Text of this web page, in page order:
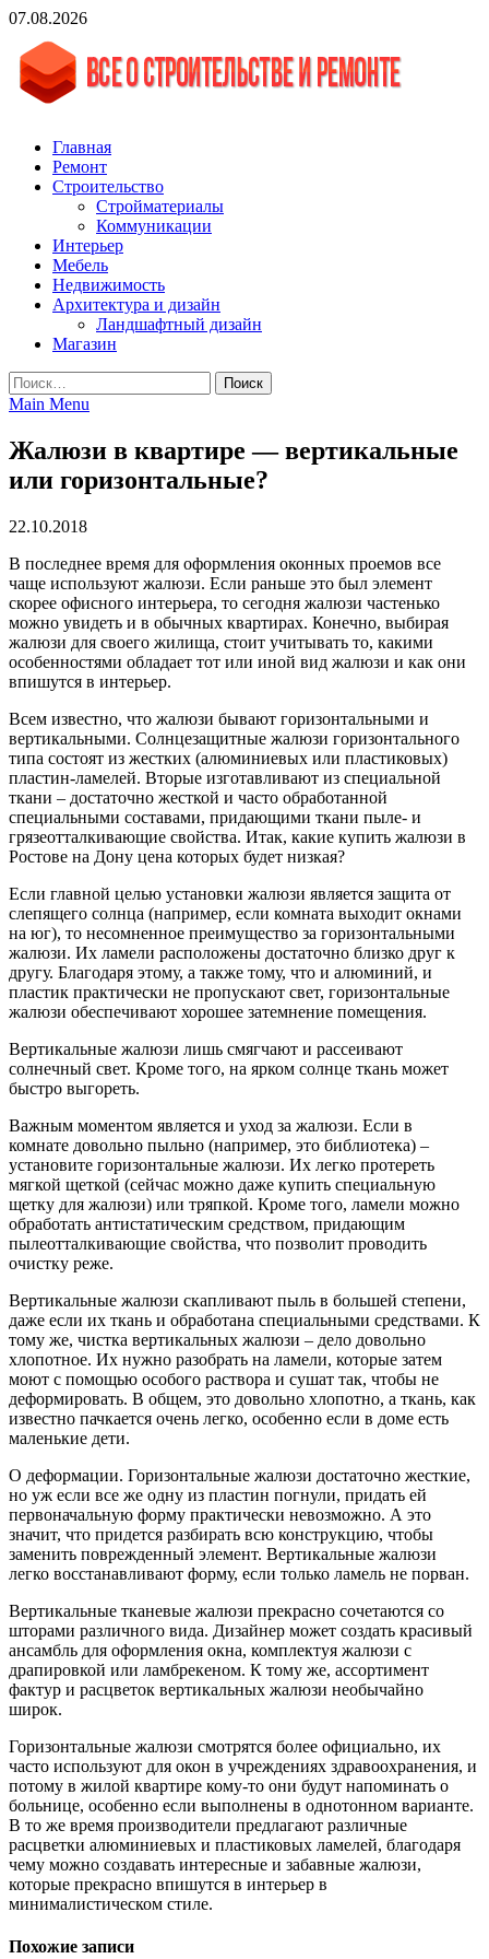
Skip
content
07.08.2026
vgasa.ru
Строительный журнал. Всё о строительстве и ремонтах
Главная
Ремонт
Строительство
Стройматериалы
Коммуникации
Интерьер
Мебель
Недвижимость
Архитектура и дизайн
Ландшафтный дизайн
Магазин
Найти:
Main Menu
Жалюзи в квартире — вертикальные
или горизонтальные?
22.10.2018
В последнее время для оформления оконных проемов все
чаще используют жалюзи. Если раньше это был элемент
скорее офисного интерьера, то сегодня жалюзи частенько
можно увидеть и в обычных квартирах. Конечно, выбирая
жалюзи для своего жилища, стоит учитывать то, какими
особенностями обладает тот или иной вид жалюзи и как они
впишутся в интерьер.
Всем известно, что жалюзи бывают горизонтальными и
вертикальными. Солнцезащитные жалюзи горизонтального
типа состоят из жестких (алюминиевых или пластиковых)
пластин-ламелей. Вторые изготавливают из специальной
ткани – достаточно жесткой и часто обработанной
специальными составами, придающими ткани пыле- и
грязеотталкивающие свойства. Итак, какие купить жалюзи в
Ростове на Дону цена которых будет низкая?
Если главной целью установки жалюзи является защита от
слепящего солнца (например, если комната выходит окнами
на юг), то несомненное преимущество за горизонтальными
жалюзи. Их ламели расположены достаточно близко друг к
другу. Благодаря этому, а также тому, что и алюминий, и
пластик практически не пропускают свет, горизонтальные
жалюзи обеспечивают хорошее затемнение помещения.
Вертикальные жалюзи лишь смягчают и рассеивают
солнечный свет. Кроме того, на ярком солнце ткань может
быстро выгореть.
Важным моментом является и уход за жалюзи. Если в
комнате довольно пыльно (например, это библиотека) –
установите горизонтальные жалюзи. Их легко протереть
мягкой щеткой (сейчас можно даже купить специальную
щетку для жалюзи) или тряпкой. Кроме того, ламели можно
обработать антистатическим средством, придающим
пылеотталкивающие свойства, что позволит проводить
очистку реже.
Вертикальные жалюзи скапливают пыль в большей степени,
даже если их ткань и обработана специальными средствами. К
тому же, чистка вертикальных жалюзи – дело довольно
хлопотное. Их нужно разобрать на ламели, которые затем
моют с помощью особого раствора и сушат так, чтобы не
деформировать. В общем, это довольно хлопотно, а ткань, как
известно пачкается очень легко, особенно если в доме есть
маленькие дети.
О деформации. Горизонтальные жалюзи достаточно жесткие,
но уж если все же одну из пластин погнули, придать ей
первоначальную форму практически невозможно. А это
значит, что придется разбирать всю конструкцию, чтобы
заменить поврежденный элемент. Вертикальные жалюзи
легко восстанавливают форму, если только ламель не порван.
Вертикальные тканевые жалюзи прекрасно сочетаются со
шторами различного вида. Дизайнер может создать красивый
ансамбль для оформления окна, комплектуя жалюзи с
драпировкой или ламбрекеном. К тому же, ассортимент
фактур и расцветок вертикальных жалюзи необычайно
широк.
Горизонтальные жалюзи смотрятся более официально, их
часто используют для окон в учреждениях здравоохранения, и
потому в жилой квартире кому-то они будут напоминать о
больнице, особенно если выполнены в однотонном варианте.
В то же время производители предлагают различные
расцветки алюминиевых и пластиковых ламелей, благодаря
чему можно создавать интересные и забавные жалюзи,
которые прекрасно впишутся в интерьер в
минималистическом стиле.
Похожие записи